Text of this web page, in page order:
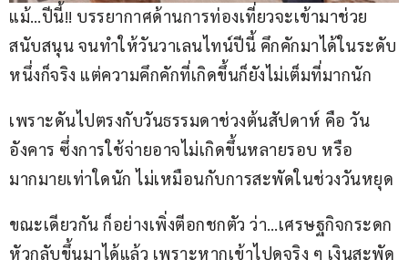
แม้…ปีนี้!! บรรยากาศด้านการท่องเที่ยวจะเข้ามาช่วย
สนับสนุน จนทำให้วันวาเลนไทน์ปีนี้ คึกคักมาได้ในระดับ
หนึ่งก็จริง แต่ความคึกคักที่เกิดขึ้นก็ยังไม่เต็มที่มากนัก
เพราะดันไปตรงกับวันธรรมดาช่วงต้นสัปดาห์ คือ วัน
อังคาร ซึ่งการใช้จ่ายอาจไม่เกิดขึ้นหลายรอบ หรือ
มากมายเท่าใดนัก ไม่เหมือนกับการสะพัดในช่วงวันหยุด
ขณะเดียวกัน ก็อย่างเพิ่งตีอกชกตัว ว่า…เศรษฐกิจกระดก
หัวกลับขึ้นมาได้แล้ว เพราะหากเข้าไปดูจริง ๆ เงินสะพัด